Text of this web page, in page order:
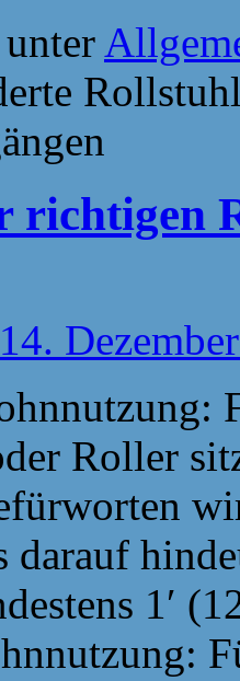
richtigen
14.
Roller
darauf
1′